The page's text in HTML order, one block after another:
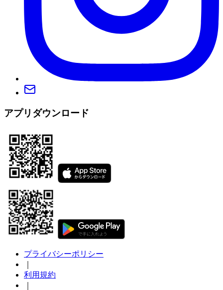
アプリダウンロード
プライバシーポリシー
利用規約